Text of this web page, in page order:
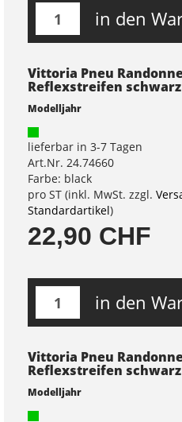
in den
Vittoria Pneu
Reflexstreifen schwarz
Modelljahr
lieferbar in 3-7 Tagen
Art.Nr. 24.74660
Farbe: black
pro ST (inkl. MwSt. zzgl.
Standardartikel)
22,90 CHF
in den
Vittoria Pneu
Reflexstreifen schwarz
Modelljahr